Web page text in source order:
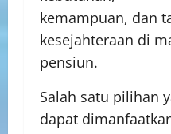
kemampuan, dan
kesejahteraan di
pensiun.
Salah satu pilihan
dapat